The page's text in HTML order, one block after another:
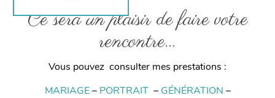
Ce sera un plaisir de faire votre
rencontre…
Vous pouvez consulter mes prestations :
MARIAGE– PORTRAIT– GÉNÉRATION –